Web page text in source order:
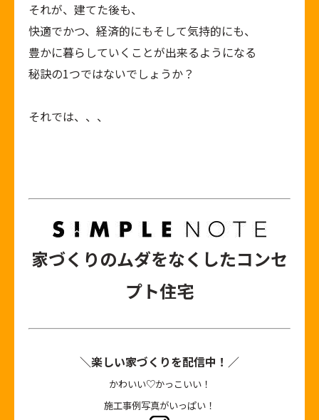
それが、建てた後も、
快適でかつ、経済的にもそして気持的にも、
豊かに暮らしていくことが出来るようになる
秘訣の1つではないでしょうか？
それでは、、、
家づくりのムダをなくしたコンセ
プト住宅
＼楽しい家づくりを配信中！／
かわいい♡かっこいい！
施工事例写真がいっぱい！